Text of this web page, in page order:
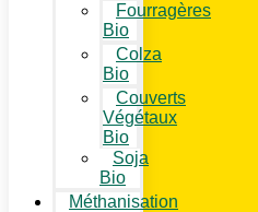
Fourragères
Bio
Colza
Bio
Couverts
Végétaux
Bio
Soja
Bio
Méthanisation